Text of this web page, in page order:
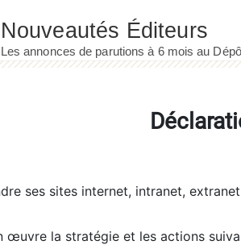
ses sites internet, intranet,
œuvre la stratégie et les actions